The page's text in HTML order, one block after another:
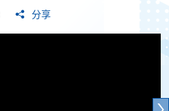
分享